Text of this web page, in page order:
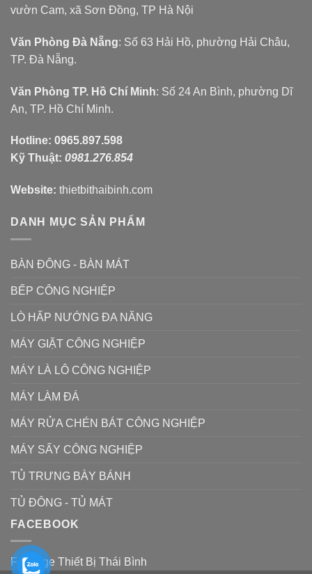
vườn Cam, xã Sơn Đồng, TP Hà Nội
Văn Phòng Đà Nẵng: Số 63 Hải Hồ, phường Hải Châu,
TP. Đà Nẵng.
Văn Phòng TP. Hồ Chí Minh: Số 24 An Bình, phường Dĩ
An, TP. Hồ Chí Minh.
Hotline: 0965.897.598
Kỹ Thuật: 0981.276.854
Website: thietbithaibinh.com
DANH MỤC SẢN PHẨM
BÀN ĐÔNG - BÀN MÁT
BẾP CÔNG NGHIỆP
LÒ HẤP NƯỚNG ĐA NĂNG
MÁY GIẶT CÔNG NGHIỆP
MÁY LÀ LÔ CÔNG NGHIỆP
MÁY LÀM ĐÁ
MÁY RỬA CHÉN BÁT CÔNG NGHIỆP
MÁY SẤY CÔNG NGHIỆP
TỦ TRƯNG BÀY BÁNH
TỦ ĐÔNG - TỦ MÁT
FACEBOOK
Fanpage Thiết Bị Thái Bình